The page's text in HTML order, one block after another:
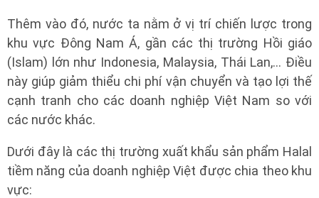
Thêm vào đó, nước ta nằm ở vị trí chiến lược trong
khu vực Đông Nam Á, gần các thị trường Hồi giáo
(Islam) lớn như Indonesia, Malaysia, Thái Lan,… Điều
này giúp giảm thiểu chi phí vận chuyển và tạo lợi thế
cạnh tranh cho các doanh nghiệp Việt Nam so với
các nước khác.
Dưới đây là các thị trường xuất khẩu sản phẩm Halal
tiềm năng của doanh nghiệp Việt được chia theo khu
vực: